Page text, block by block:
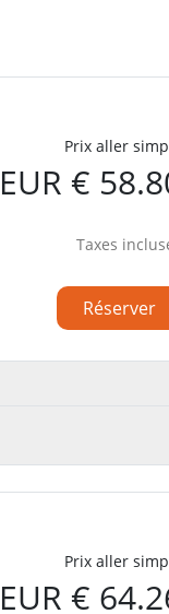
Prix aller
EUR €
Taxes
Réserver
Prix aller
EUR €